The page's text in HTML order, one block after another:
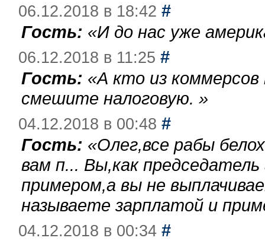
06.12.2018 в 18:42 #
Гость: «И до нас уже
06.12.2018 в 11:25 #
Гость: «А кто из
смешите налоговую. »
04.12.2018 в 00:48 #
Гость: «Олег,все рабы
вам п... Вы,как
примером,а вы не
называете зарплатой и
04.12.2018 в 00:34 #